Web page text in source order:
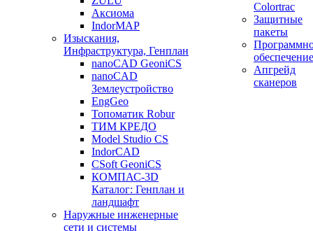
Аксиома
IndorMAP
Изыскания,
Инфраструктура, Генплан
nanoCAD GeoniCS
nanoCAD
Землеустройство
EngGeo
Топоматик Robur
ТИМ КРЕДО
Model Studio CS
IndorCAD
CSoft GeoniCS
КОМПАС-3D
Каталог: Генплан и
ландшафт
Наружные инженерные
сети и системы
Colortrac
Защитные
пакеты
обеспечение
Апгрейд
сканеров